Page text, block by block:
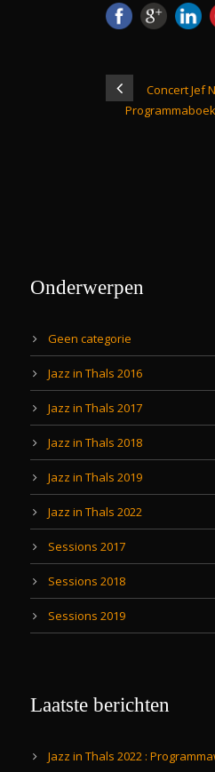
Concert Jef
Onderwerpen
Geen categorie
Jazz in Thals 2016
Jazz in Thals 2017
Jazz in Thals 2018
Jazz in Thals 2019
Jazz in Thals 2022
Sessions 2017
Sessions 2018
Sessions 2019
Laatste berichten
Jazz in Thals 2022 :